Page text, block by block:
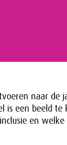
naar de
is een beeld
en